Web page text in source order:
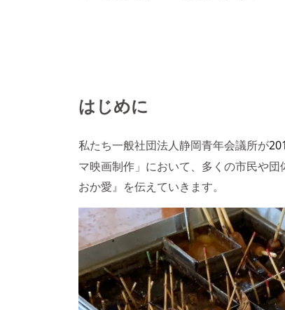
はじめに
私たち一般社団法人静岡青年会議所が
マ映画制作」において、多くの市民や
おか愛』を伝えていきます。